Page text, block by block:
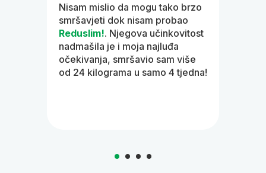
Nisam mislio da mogu tako brzo
smršavjeti dok nisam probao
Reduslim!. Njegova učinkovitost
nadmašila je i moja najluđa
očekivanja, smršavio sam više
od 24 kilograma u samo 4 tjedna!